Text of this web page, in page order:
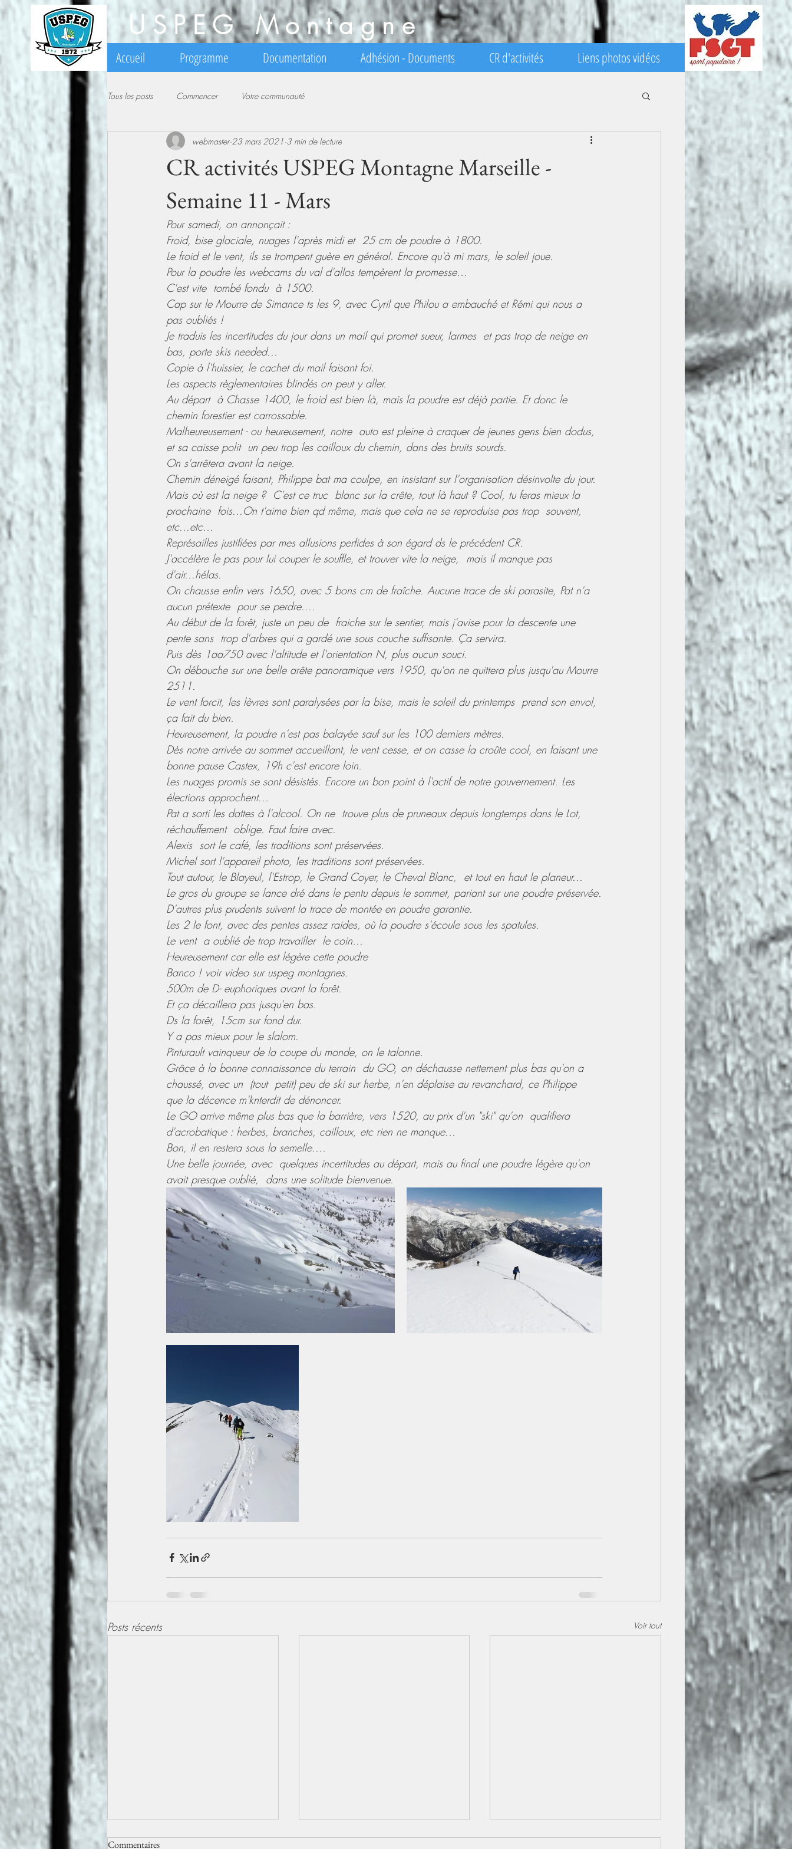
USPEG Montagne
Accueil Programme Documentation Adhésion - Documents CR d'activités Liens photos vidéos
Tous les posts Commencer Votre communauté
CR activités USPEG Montagne Marseille -
Semaine 11 - Mars
webmaster 23 mars 2021 3 min de lecture
Pour samedi, on annonçait :
Froid, bise glaciale, nuages l'après midi et  25 cm de poudre à 1800.
Le froid et le vent, ils se trompent guère en général. Encore qu'à mi mars, le soleil joue.
Pour la poudre les webcams du val d'allos tempèrent la promesse...
C'est vite  tombé fondu  à 1500.
Cap sur le Mourre de Simance ts les 9, avec Cyril que Philou a embauché et Rémi qui nous a
pas oubliés !
Je traduis les incertitudes du jour dans un mail qui promet sueur, larmes  et pas trop de neige en
bas, porte skis needed...
Copie à l'huissier, le cachet du mail faisant foi.
Les aspects règlementaires blindés on peut y aller.
Au départ  à Chasse 1400, le froid est bien là, mais la poudre est déjà partie. Et donc le
chemin forestier est carrossable.
Malheureusement - ou heureusement, notre  auto est pleine à craquer de jeunes gens bien dodus,
et sa caisse polit  un peu trop les cailloux du chemin, dans des bruits sourds.
On s'arrêtera avant la neige.
Chemin déneigé faisant, Philippe bat ma coulpe, en insistant sur l'organisation désinvolte du jour.
Mais où est la neige ?  C'est ce truc  blanc sur la crête, tout là haut ? Cool, tu feras mieux la
prochaine  fois...On t'aime bien qd même, mais que cela ne se reproduise pas trop  souvent,
etc...etc...
Représailles justifiées par mes allusions perfides à son égard ds le précédent CR.
J'accélère le pas pour lui couper le souffle, et trouver vite la neige,  mais il manque pas
d'air...hélas.
On chausse enfin vers 1650, avec 5 bons cm de fraîche. Aucune trace de ski parasite, Pat n'a
aucun prétexte  pour se perdre....
Au début de la forêt, juste un peu de  fraiche sur le sentier, mais j'avise pour la descente une
pente sans  trop d'arbres qui a gardé une sous couche suffisante. Ça servira.
Puis dès 1aa750 avec l'altitude et l'orientation N, plus aucun souci.
On débouche sur une belle arête panoramique vers 1950, qu'on ne quittera plus jusqu'au Mourre
2511.
Le vent forcit, les lèvres sont paralysées par la bise, mais le soleil du printemps  prend son envol,
ça fait du bien.
Heureusement, la poudre n'est pas balayée sauf sur les 100 derniers mètres.
Dès notre arrivée au sommet accueillant, le vent cesse, et on casse la croûte cool, en faisant une
bonne pause Castex, 19h c'est encore loin.
Les nuages promis se sont désistés. Encore un bon point à l'actif de notre gouvernement. Les
élections approchent...
Pat a sorti les dattes à l'alcool. On ne  trouve plus de pruneaux depuis longtemps dans le Lot,
réchauffement  oblige. Faut faire avec.
Alexis  sort le café, les traditions sont préservées.
Michel sort l'appareil photo, les traditions sont préservées.
Tout autour, le Blayeul, l'Estrop, le Grand Coyer, le Cheval Blanc,  et tout en haut le planeur...
Le gros du groupe se lance dré dans le pentu depuis le sommet, pariant sur une poudre préservée.
D'autres plus prudents suivent la trace de montée en poudre garantie.
Les 2 le font, avec des pentes assez raides, où la poudre s'écoule sous les spatules.
Le vent  a oublié de trop travailler  le coin...
Heureusement car elle est légère cette poudre
Banco ! voir video sur uspeg montagnes.
500m de D- euphoriques avant la forêt.
Et ça décaillera pas jusqu'en bas.
Ds la forêt, 15cm sur fond dur.
Y a pas mieux pour le slalom.
Pinturault vainqueur de la coupe du monde, on le talonne.
Grâce à la bonne connaissance du terrain  du GO, on déchausse nettement plus bas qu'on a
chaussé, avec un  (tout  petit) peu de ski sur herbe, n'en déplaise au revanchard, ce Philippe
que la décence m'knterdit de dénoncer.
Le GO arrive même plus bas que la barrière, vers 1520, au prix d'un "ski" qu'on  qualifiera
d'acrobatique : herbes, branches, cailloux, etc rien ne manque...
Bon, il en restera sous la semelle....
Une belle journée, avec  quelques incertitudes au départ, mais au final une poudre légère qu'on
avait presque oublié,  dans une solitude bienvenue.
Posts récents Voir tout
Commentaires